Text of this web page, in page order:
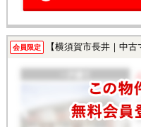
会員限定 【横須賀市長井｜中古